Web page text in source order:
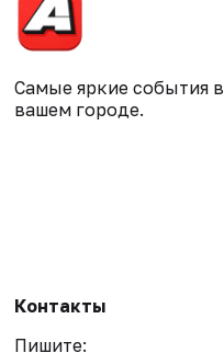
Самые яркие события в
вашем городе.
Контакты
Пишите: